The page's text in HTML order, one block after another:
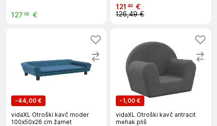
127 68 €
121 49 €
126,49 €
-44,00 €
vidaXL Otroški kavč moder
100x50x26 cm žamet
-1,00 €
vidaXL Otroški kavč antracit
mehak pliš